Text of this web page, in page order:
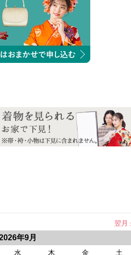
翌月
年9月
水 木 金 土